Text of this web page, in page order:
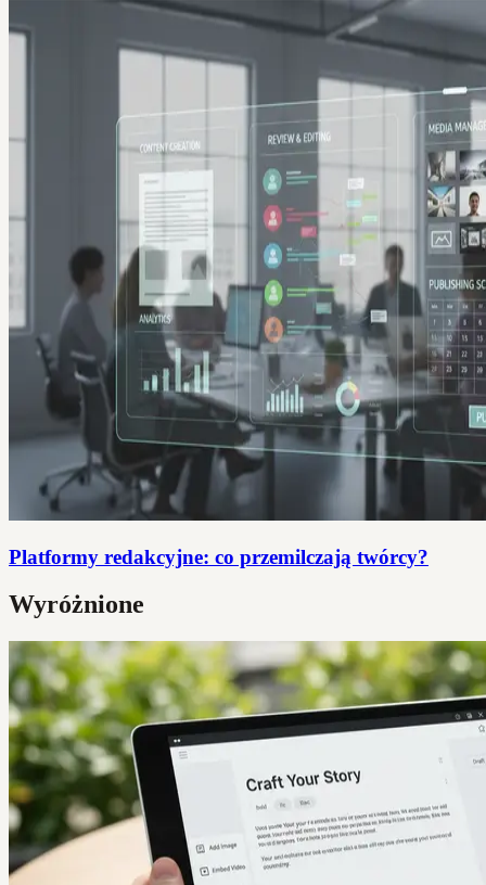
Platformy redakcyjne: co przemilczają twórcy?
Wyróżnione